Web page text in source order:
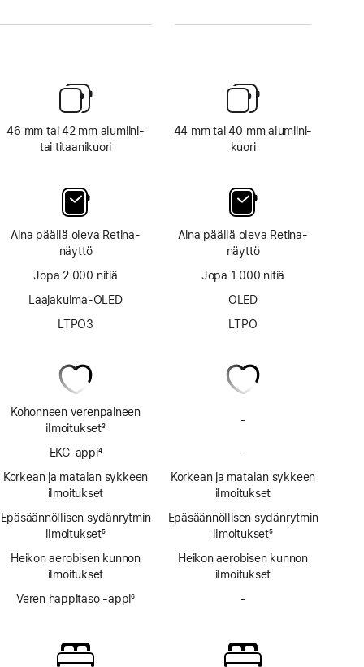
46 mm tai 42 mm alumiini-
tai titaanikuori
Aina päällä oleva Retina-
näyttö
Jopa 2 000 nitiä
Laajakulma-OLED
LTPO3
Kohonneen verenpaineen
ilmoitukset3
EKG-appi4
Korkean ja matalan sykkeen
ilmoitukset
Epäsäännöllisen sydänrytmin
ilmoitukset5
Heikon aerobisen kunnon
ilmoitukset
Veren happitaso ‑appi6
44 mm tai 40 mm alumiini­
kuori
Aina päällä oleva Retina-
näyttö
Jopa 1 000 nitiä
OLED
LTPO
-
-
appia
Korkean ja matalan sykkeen
ilmoitukset
Epäsäännöllisen sydänrytmin
ilmoitukset5
Heikon aerobisen kunnon
ilmoitukset
-
‑appia